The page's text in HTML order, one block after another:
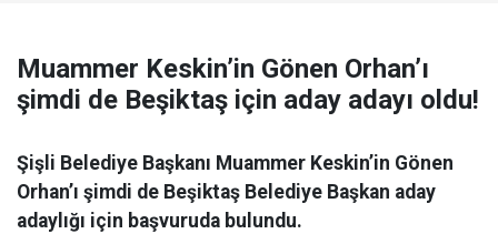
Muammer Keskin’in Gönen Orhan’ı
şimdi de Beşiktaş için aday adayı oldu!
Şişli Belediye Başkanı Muammer Keskin’in Gönen
Orhan’ı şimdi de Beşiktaş Belediye Başkan aday
adaylığı için başvuruda bulundu.